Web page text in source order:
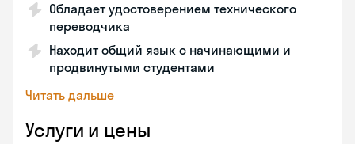
Обладает удостоверением технического
переводчика
Находит общий язык с начинающими и
продвинутыми студентами
Читать дальше
Услуги и цены